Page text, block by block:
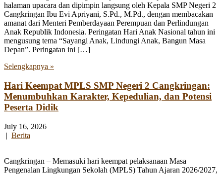
halaman upacara dan dipimpin langsung oleh Kepala SMP Negeri 2
Cangkringan Ibu Evi Apriyani, S.Pd., M.Pd., dengan membacakan
amanat dari Menteri Pemberdayaan Perempuan dan Perlindungan
Anak Republik Indonesia. Peringatan Hari Anak Nasional tahun ini
mengusung tema “Sayangi Anak, Lindungi Anak, Bangun Masa
Depan”. Peringatan ini […]
Selengkapnya »
Hari Keempat MPLS SMP Negeri 2 Cangkringan:
Menumbuhkan Karakter, Kepedulian, dan Potensi
Peserta Didik
July 16, 2026
| Berita
Cangkringan – Memasuki hari keempat pelaksanaan Masa
Pengenalan Lingkungan Sekolah (MPLS) Tahun Ajaran 2026/2027,